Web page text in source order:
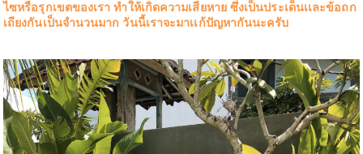
ไซหรือรุกเขตของเรา ทำให้เกิดความเสียหาย ซึ่งเป็นประเด็นเเละข้อถก
เถียงกันเป็นจำนวนมาก วันนี้เราจะมาเเก้ปัญหากันนะครับ